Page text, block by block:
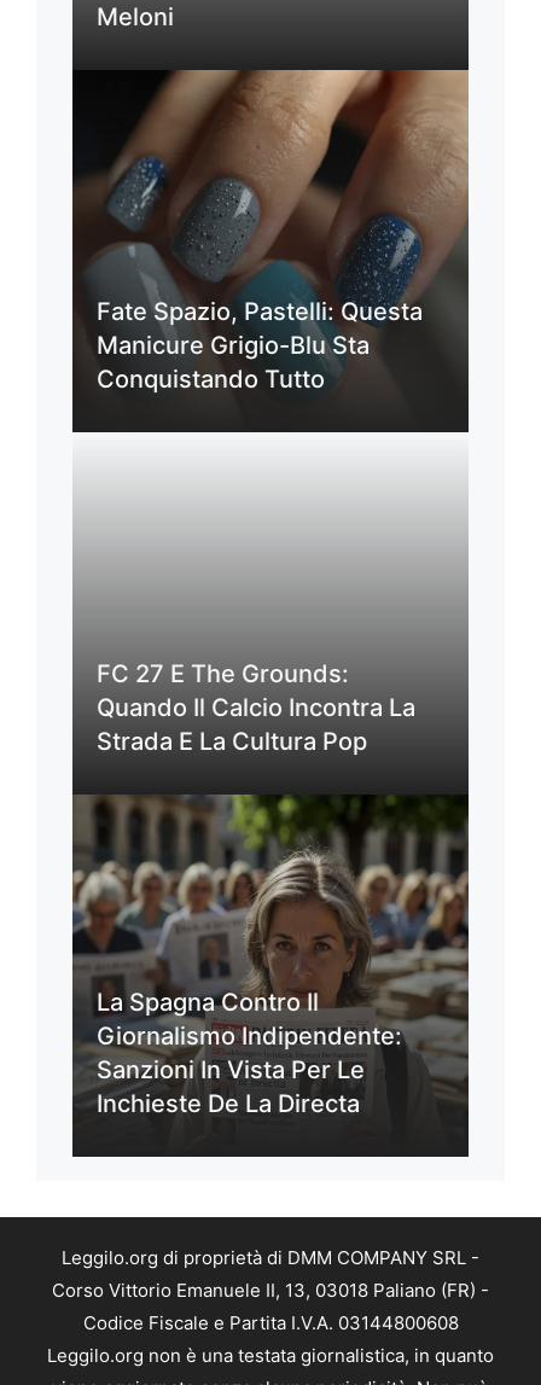
Meloni
Fate Spazio, Pastelli: Questa
Manicure Grigio-Blu Sta
Conquistando Tutto
FC 27 E The Grounds:
Quando Il Calcio Incontra La
Strada E La Cultura Pop
La Spagna Contro Il
Giornalismo Indipendente:
Sanzioni In Vista Per Le
Inchieste De La Directa
Leggilo.org di proprietà di DMM COMPANY SRL -
Corso Vittorio Emanuele II, 13, 03018 Paliano (FR) -
Codice Fiscale e Partita I.V.A. 03144800608
Leggilo.org non è una testata giornalistica, in quanto